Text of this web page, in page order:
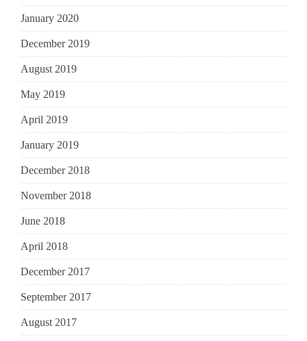
January 2020
December 2019
August 2019
May 2019
April 2019
January 2019
December 2018
November 2018
June 2018
April 2018
December 2017
September 2017
August 2017